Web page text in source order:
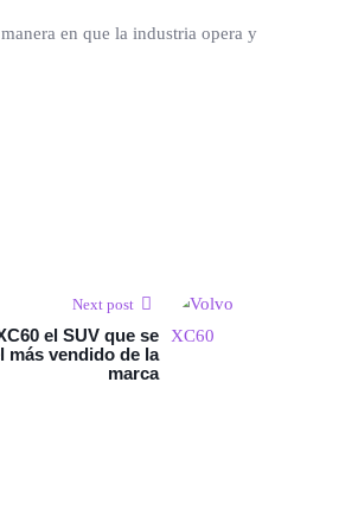
en que la industria opera y
Next post
el SUV que se
más vendido de la
marca